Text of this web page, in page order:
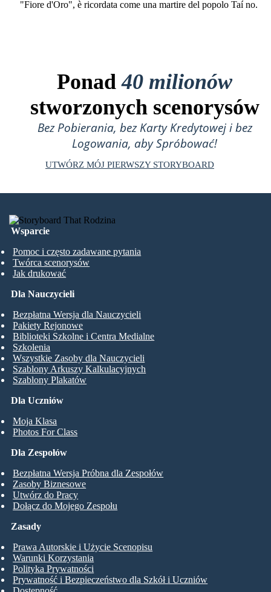
"Fiore d'Oro", è ricordata come una martire del popolo Taí no.
Ponad40 milionów
stworzonych scenorysów
Bez Pobierania, bez Karty Kredytowej i bez
Logowania, aby Spróbować!
UTWÓRZ MÓJ PIERWSZY STORYBOARD
Wsparcie
Pomoc i często zadawane pytania
Twórca scenorysów
Jak drukować
Dla Uczniów
Moja Klasa
Photos For Class
Dla Nauczycieli
Bezpłatna Wersja dla Nauczycieli
Pakiety Rejonowe
Biblioteki Szkolne i Centra Medialne
Szkolenia
Wszystkie Zasoby dla Nauczycieli
Szablony Arkuszy Kalkulacyjnych
Szablony Plakatów
Dla Zespołów
Bezpłatna Wersja Próbna dla Zespołów
Zasoby Biznesowe
Utwórz do Pracy
Dołącz do Mojego Zespołu
Zasady
Prawa Autorskie i Użycie Scenopisu
Warunki Korzystania
Polityka Prywatności
Prywatność i Bezpieczeństwo dla Szkół i Uczniów